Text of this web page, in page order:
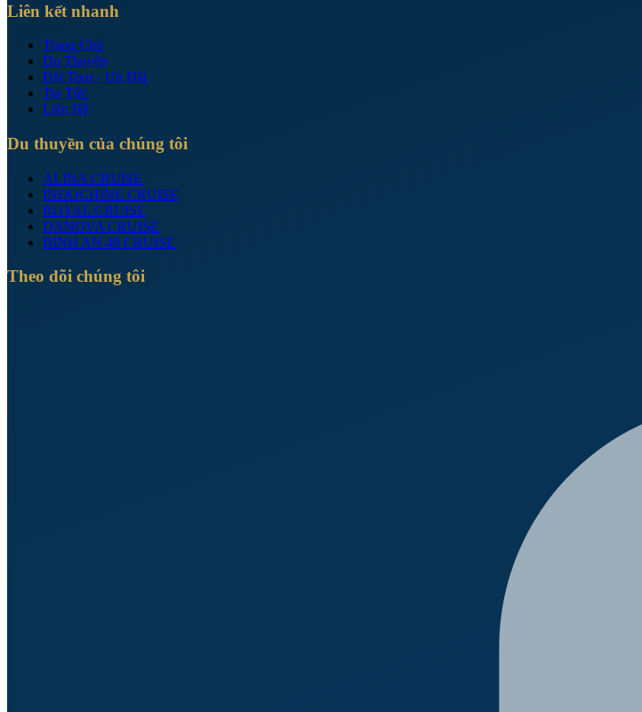
Liên kết nhanh
Trang Chủ
Du Thuyền
Đặt Tour - Ưu Đãi
Tin Tức
Liên Hệ
Du thuyền của chúng tôi
ALINA CRUISE
INDOCHINE CRUISE
ROYAL CRUISE
DANOVA CRUISE
BINH AN 48 CRUISE
Theo dõi chúng tôi